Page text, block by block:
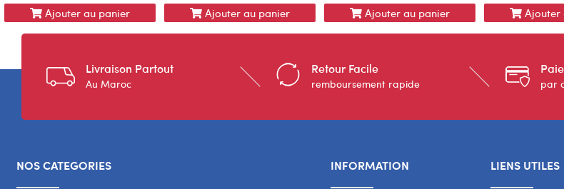
Ajouter au panier Ajouter au panier Ajouter au panier Ajouter
Livraison Partout
Au Maroc
Retour Facile
remboursement rapide par
NOS CATEGORIES INFORMATION LIENS UTILES